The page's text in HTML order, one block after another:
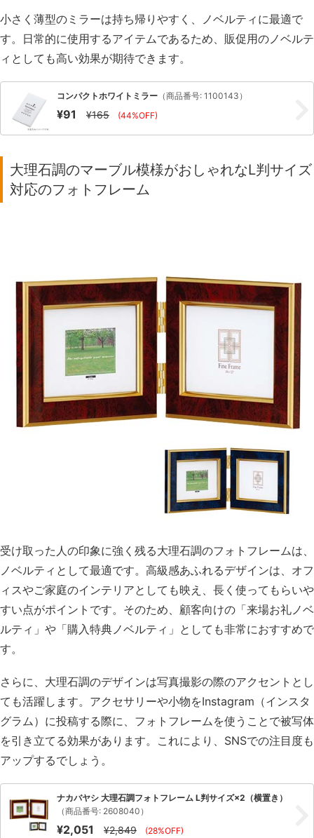
小さく薄型のミラーは持ち帰りやすく、ノベルティに最適で
す。日常的に使用するアイテムであるため、販促用のノベルテ
ィとしても高い効果が期待できます。
コンパクトホワイトミラー （商品番号: 1100143）
¥91 ¥165 (44%OFF)
大理石調のマーブル模様がおしゃれなL判サイズ
対応のフォトフレーム
受け取った人の印象に強く残る大理石調のフォトフレームは、
ノベルティとして最適です。高級感あふれるデザインは、オフ
ィスやご家庭のインテリアとしても映え、長く使ってもらいや
すい点がポイントです。そのため、顧客向けの「来場お礼ノベ
ルティ」や「購入特典ノベルティ」としても非常におすすめで
す。
さらに、大理石調のデザインは写真撮影の際のアクセントとし
ても活躍します。アクセサリーや小物をInstagram（インスタ
グラム）に投稿する際に、フォトフレームを使うことで被写体
を引き立てる効果があります。これにより、SNSでの注目度も
アップするでしょう。
ナカバヤシ 大理石調フォトフレーム L判サイズ×2（横置き）
（商品番号: 2608040）
¥2,051 ¥2,849 (28%OFF)